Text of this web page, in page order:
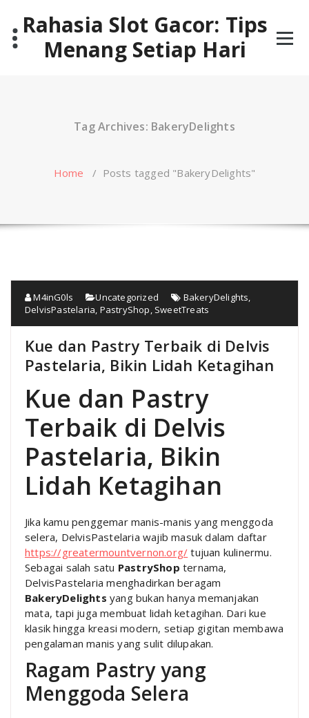
contentRahasia Slot Gacor: Tips
Menang Setiap Hari
Tag Archives: BakeryDelights
Home / Posts tagged "BakeryDelights"
M4inG0ls Uncategorized BakeryDelights
DelvisPastelaria PastryShop SweetTreats
Kue dan Pastry Terbaik di Delvis
Pastelaria, Bikin Lidah Ketagihan
Kue dan Pastry
Terbaik di Delvis
Pastelaria, Bikin
Lidah Ketagihan
Jika kamu penggemar manis-manis yang menggoda
selera, DelvisPastelaria wajib masuk dalam daftar
https://greatermountvernon.org/ tujuan kulinermu.
Sebagai salah satu PastryShop ternama,
DelvisPastelaria menghadirkan beragam
BakeryDelights yang bukan hanya memanjakan
mata, tapi juga membuat lidah ketagihan. Dari kue
klasik hingga kreasi modern, setiap gigitan membawa
pengalaman manis yang sulit dilupakan.
Ragam Pastry yang
Menggoda Selera